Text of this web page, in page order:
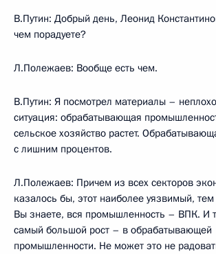
В.Путин: Добрый день, Леонид
чем порадуете?
Л.Полежаев: Вообще есть чем.
В.Путин: Я посмотрел материалы –
ситуация: обрабатывающая
сельское хозяйство растет.
с лишним процентов.
Л.Полежаев: Причем из всех секторов
казалось бы, этот наиболее уязвимый, тем
Вы знаете, вся промышленность – ВПК. И
самый большой рост – в обрабатывающей
промышленности. Не может это не